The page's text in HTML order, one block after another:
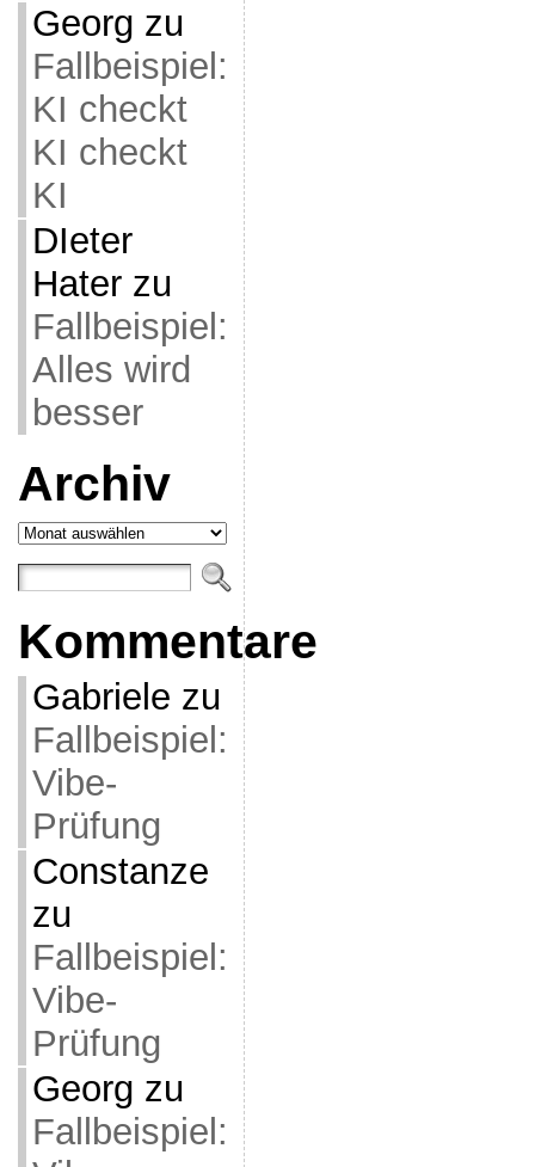
Georg zu
Fallbeispiel:
KI checkt
KI checkt
KI
DIeter
Haterzu
Fallbeispiel:
Alles wird
besser
Archiv
Archiv
Kommentare
Gabriele zu
Fallbeispiel:
Vibe-
Prüfung
Constanze
zu
Fallbeispiel:
Vibe-
Prüfung
Georg zu
Fallbeispiel: